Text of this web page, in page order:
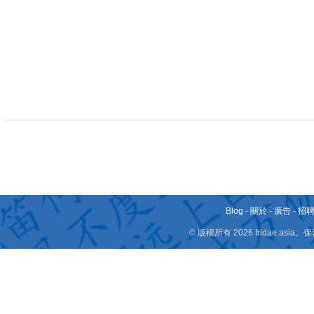
Blog - 關於 - 廣告 -招
© 版權所有 2026 fridae.asia。